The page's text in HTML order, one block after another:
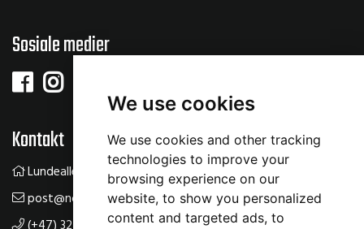
We use cookies
We use cookies and other tracking
technologies to improve your
browsing experience on our
website, to show you personalized
content and targeted ads, to
Sosiale medier
Kontakt
Lundealleen 61, 3534 Sokna
post@norsksalsenter.no